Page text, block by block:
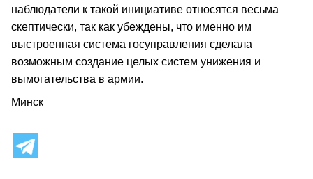
наблюдатели к такой инициативе относятся весьма
скептически, так как убеждены, что именно им
выстроенная система госуправления сделала
возможным создание целых систем унижения и
вымогательства в армии.
Минск